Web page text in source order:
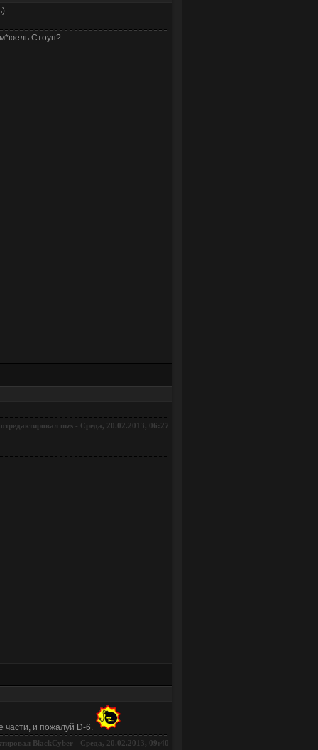
Стоун?...
mzs - Среда, 20.02.2013, 06:27
части, и пожалуй D-6.
BlackCyber - Среда, 20.02.2013, 09:40